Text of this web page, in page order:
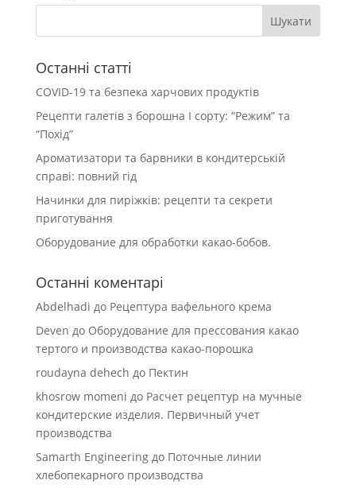
Останні статті
COVID-19 та безпека харчових продуктів
Рецепти галетів з борошна І сорту: “Режим” та
“Похід”
Ароматизатори та барвники в кондитерській
справі: повний гід
Начинки для пиріжків: рецепти та секрети
приготування
Оборудование для обработки какао-бобов.
Останні коментарі
Abdelhadi до Рецептура вафельного крема
Deven до Оборудование для прессования какао
тертого и производства какао-порошка
roudayna dehech до Пектин
khosrow momeni до Расчет рецептур на мучные
кондитерские изделия. Первичный учет
производства
Samarth Engineeringдо Поточные линии
хлебопекарного производства